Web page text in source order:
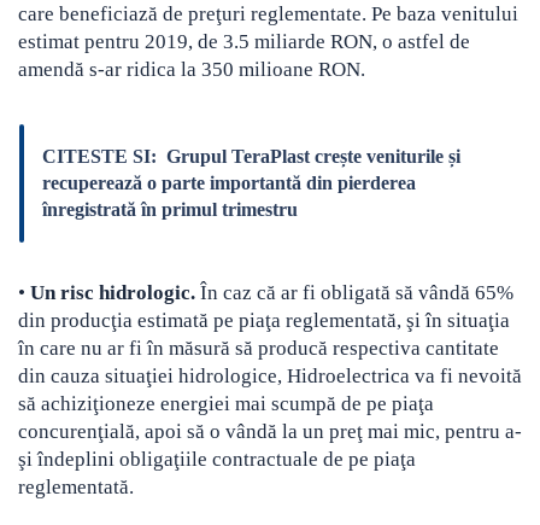
care beneficiază de preţuri reglementate. Pe baza venitului
estimat pentru 2019, de 3.5 miliarde RON, o astfel de
amendă s-ar ridica la 350 milioane RON.
CITESTE SI: Grupul TeraPlast crește veniturile și
recuperează o parte importantă din pierderea
înregistrată în primul trimestru
• Un risc hidrologic. În caz că ar fi obligată să vândă 65%
din producţia estimată pe piaţa reglementată, şi în situaţia
în care nu ar fi în măsură să producă respectiva cantitate
din cauza situaţiei hidrologice, Hidroelectrica va fi nevoită
să achiziţioneze energiei mai scumpă de pe piaţa
concurenţială, apoi să o vândă la un preţ mai mic, pentru a-
şi îndeplini obligaţiile contractuale de pe piaţa
reglementată.